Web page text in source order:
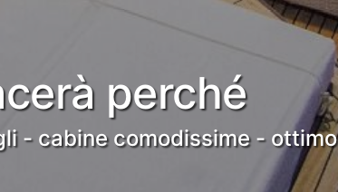
perché
- cabine comodissime - ottimo